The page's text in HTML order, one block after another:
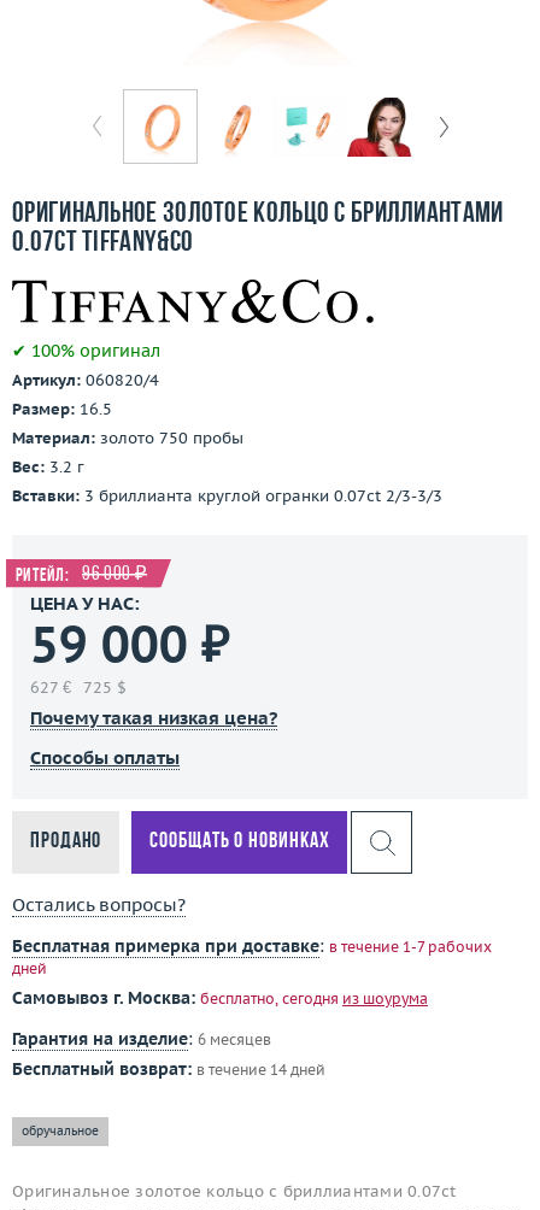
Бесплатная доставка
О компании
Контакты
3D-тур по шоуруму
Оригинальное золотое кольцо с бриллиантами
0.07ct Tiffany&Co
✔ 100% оригинал
Артикул: 060820/4
Размер: 16.5
Материал: золото 750 пробы
Вес: 3.2 г
Вставки: 3 бриллианта круглой огранки 0.07ct 2/3-3/3
Ритейл: 96 000 ₽
ЦЕНА У НАС:
59 000 ₽
627 € 725 $
Почему такая низкая цена?
Способы оплаты
Продано Сообщать о новинках
Остались вопросы?
Бесплатная примерка при доставке: в течение 1-7 рабочих
дней
Самовывоз г. Москва: бесплатно, сегодня из шоурума
Гарантия на изделие: 6 месяцев
Бесплатный возврат: в течение 14 дней
обручальное
Оригинальное золотое кольцо с бриллиантами 0.07ct